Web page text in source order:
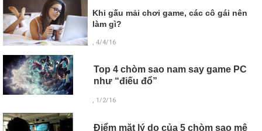
Khi gấu mải chơi game, các cô gái nên
làm gì?
, 4/4/16
Top 4 chòm sao nam say game PC
như “điếu đổ”
, 1/2/16
Điểm mặt lý do của 5 chòm sao mê